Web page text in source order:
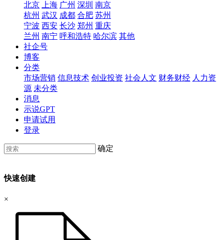
北京
上海 广州 深圳 南京
杭州 武汉 成都 合肥 苏州
宁波 西安 长沙 郑州 重庆
兰州 南宁 呼和浩特 哈尔滨 其他
社企号
博客
分类
市场营销 信息技术 创业投资 社会人文 财务财经 人力资
源 未分类
消息
示说GPT
申请试用
登录
确定
快速创建
×